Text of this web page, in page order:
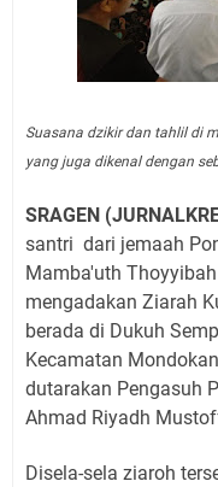
Suasana dzikir dan tahlil di
yang juga dikenal dengan
SRAGEN
santri dari jemaah
Mamba'uth
mengadakan Ziarah
berada di Dukuh
Kecamatan
dutarakan Pengasuh
Ahmad Riyadh
Disela-sela ziaroh